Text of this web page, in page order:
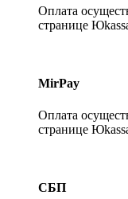
Оплата
странице
MirPay
Оплата
странице
СБП